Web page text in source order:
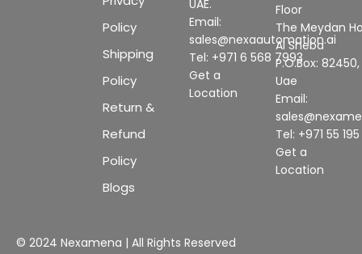
Policy
Shipping
Policy
Return &
Refund
Policy
Blogs
UAE.
Email:
sales@nexaautomation.ai
Tel: +971 6 568 7993
Get a
Location
Floor
The Meydan
Al Sheba
P.O.Box:
Uae
Email:
Tel: +971 55
Get a
Location
© 2024 Nexamena | All Rights Reserved